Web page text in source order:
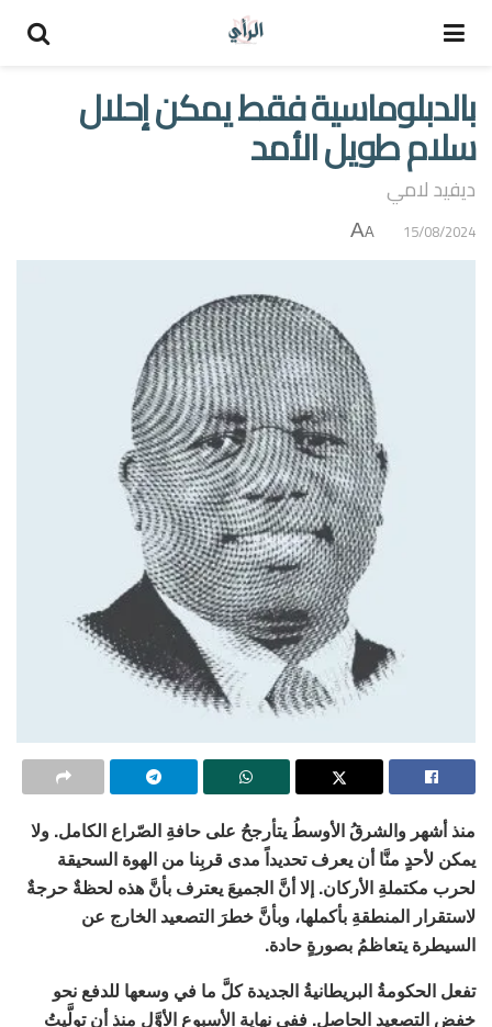
بالدبلوماسية فقط يمكن إحلال
سلام طويل الأمد
ديفيد لامي
15/08/2024
A
A
منذ أشهر والشرقُ الأوسطُ يتأرجحُ على حافةِ الصّراع الكامل. ولا
يمكن لأحدٍ منَّا أن يعرف تحديداً مدى قربِنا من الهوة السحيقة
لحرب مكتملةِ الأركان. إلا أنَّ الجميعَ يعترف بأنَّ هذه لحظةٌ حرجةٌ
لاستقرار المنطقةِ بأكملها، وبأنَّ خطرَ التصعيد الخارج عن
السيطرة يتعاظمُ بصورةٍ حادة.
تفعل الحكومةُ البريطانيةُ الجديدة كلَّ ما في وسعها للدفع نحو
خفضِ التصعيد الحاصل. ففي نهاية الأسبوع الأوَّلِ منذ أن تولَّيتُ